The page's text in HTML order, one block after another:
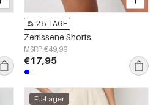
2-5 TAGE
Zerrissene Shorts
MSRP €49,99
€17,95
EU-Lager